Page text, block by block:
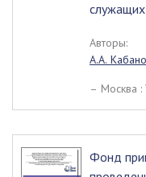
Авторы:
А.А.
– Москва
Фонд